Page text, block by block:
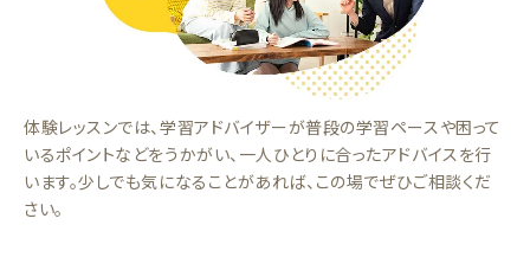
体験レッスンでは、学習アドバイザーが普段の学習ペースや困って
いるポイントなどをうかがい、一人ひとりに合ったアドバイスを行
います。少しでも気になることがあれば、この場でぜひご相談くだ
さい。